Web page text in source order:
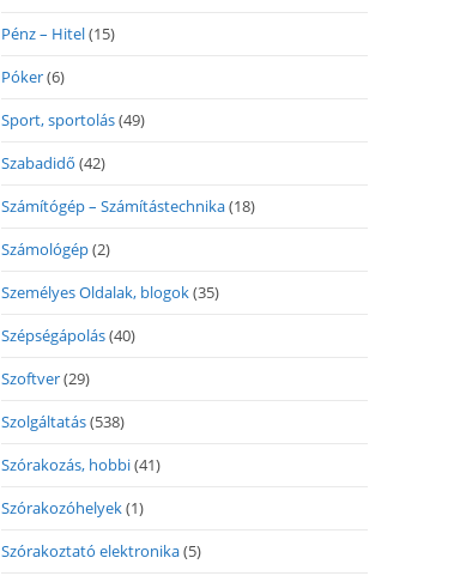
Pénz – Hitel(15)
Póker(6)
Sport, sportolás(49)
Szabadidő (42)
Számítógép – Számítástechnika(18)
Számológép(2)
Személyes Oldalak, blogok(35)
Szépségápolás(40)
Szoftver(29)
Szolgáltatás(538)
Szórakozás, hobbi(41)
Szórakozóhelyek(1)
Szórakoztató elektronika(5)